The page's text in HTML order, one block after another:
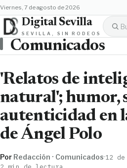
viernes, 7 de agosto de 2026
Digital Sevilla
SEVILLA, SIN RODEOS
Comunicados
'Relatos de
natural'; humor,
autenticidad en
de Ángel Polo
Por Redacción · Comunicados·12